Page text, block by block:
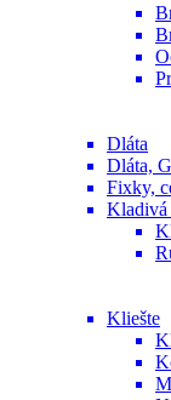
Dláta
Dláta,
Fixky,
Kladivá
Kliešte